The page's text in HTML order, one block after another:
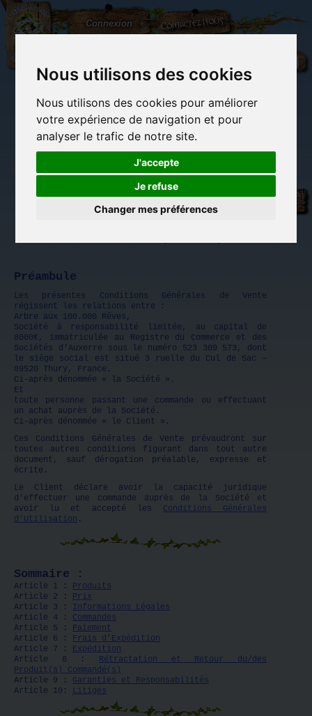
Nous utilisons des cookies
Nous utilisons des cookies pour améliorer
votre expérience de navigation et pour
analyser le trafic de notre site.
J'accepte
Je refuse
Changer mes préférences
L'Arbre
aux
100.000
Connexion Contactez-nous
(vide)
imaginaires
Carterie
papeterie
originale
manuelles,
détente et jeux
Objets déco et
cadeaux
Du côté du
Préambule
Les présentes Conditions Générales de Vente
régissent les relations entre :
Arbre aux 100.000 Rêves,
Société à responsabilité limitée, au capital de
8000€, immatriculée au Registre du Commerce et des
Sociétés d’Auxerre sous le numéro 523 309 573, dont
le siège social est situé 3 ruelle du Cul de Sac –
89520 Thury, France.
Ci-après dénommée « la Société ».
Et
toute personne passant une commande ou effectuant
un achat auprès de la Société.
Ci-après dénommée « le Client ».
Ces Conditions Générales de Vente prévaudront sur
toutes autres conditions figurant dans tout autre
document, sauf dérogation préalable, expresse et
écrite.
Le Client déclare avoir la capacité juridique
d’effectuer une commande auprès de la Société et
avoir lu et accepté les Conditions Générales
d’Utilisation .
Sommaire :
Article 1 : Produits
Article 2 : Prix
Article 3 : Informations Légales
Article 4 : Commandes
Article 5 : Paiement
Article 6 : Frais d’Expédition
Article 7 : Expédition
Article 8 : Rétractation et Retour du/des
Produit(s) Commandé(s)
Article 9 : Garanties et Responsabilités
Article 10:
Litiges